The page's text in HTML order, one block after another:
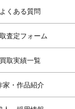
よくある質問
査定フォーム
買取実績一覧
家・作品紹介